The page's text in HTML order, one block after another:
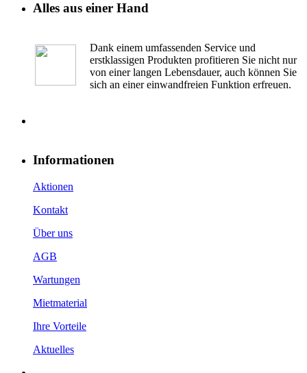
Alles aus einer Hand
Dank einem umfassenden Service und
erstklassigen Produkten profitieren Sie nicht nur
von einer langen Lebensdauer, auch können Sie
sich an einer einwandfreien Funktion erfreuen.
Informationen
Aktionen
Kontakt
Über uns
AGB
Wartungen
Mietmaterial
Ihre Vorteile
Aktuelles